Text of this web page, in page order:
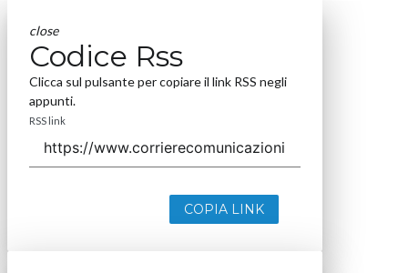
close
Codice Rss
Clicca sul pulsante per copiare il link RSS negli
appunti.
RSS link
COPIA LINK